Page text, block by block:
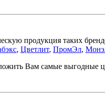
продукция таких
, Цветлит, ПромЭл,
Вам самые выгодные